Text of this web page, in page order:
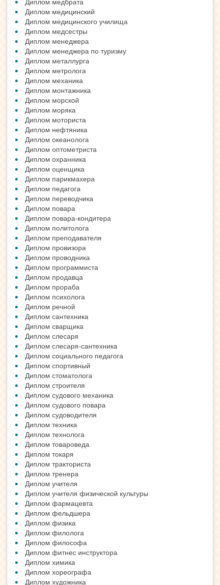
Диплом медицинский
Диплом медицинского училища
Диплом медсестры
Диплом менеджера
Диплом менеджера по туризму
Диплом металлурга
Диплом метролога
Диплом механика
Диплом монтажника
Диплом морской
Диплом моряка
Диплом моториста
Диплом нефтяника
Диплом океанолога
Диплом оптометриста
Диплом охранника
Диплом оценщика
Диплом парикмахера
Диплом педагога
Диплом переводчика
Диплом повара
Диплом повара-кондитера
Диплом политолога
Диплом преподавателя
Диплом провизора
Диплом проводника
Диплом программиста
Диплом продавца
Диплом прораба
Диплом психолога
Диплом речной
Диплом сантехника
Диплом сварщика
Диплом слесаря
Диплом слесаря-сантехника
Диплом социального педагога
Диплом спортивный
Диплом стоматолога
Диплом строителя
Диплом судового механика
Диплом судового повара
Диплом судоводителя
Диплом техника
Диплом технолога
Диплом товароведа
Диплом токаря
Диплом тракториста
Диплом тренера
Диплом учителя
Диплом учителя физической культуры
Диплом фармацевта
Диплом фельдшера
Диплом физика
Диплом филолога
Диплом философа
Диплом фитнес инструктора
Диплом химика
Диплом хореографа
Диплом художника